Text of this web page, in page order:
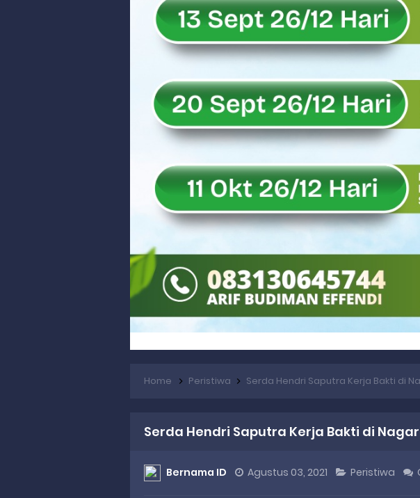
Rahmat Saleh Sebut Langkah Dony Oskaria Audit 750
Rahmat Saleh Puji Kinerja Dony Oskaria, Laba BUMN
DANREM 032/WIRABRAJA RESMIKAN JEMBATAN BAILEY DI
Dialog Inspiratif di Agam, Legislator Nevi Zuairina
Danpusterad Resmi Tutup Program Bakti TNI AD
Rahmat Saleh Nilai Penataan BUMN Perlu, Asalkan
Home Peristiwa Serda Hendri Saputra Kerja Bakti di
Serda Hendri Saputra Kerja Bakti di
Bernama ID Agustus 03, 2021 Peristiwa